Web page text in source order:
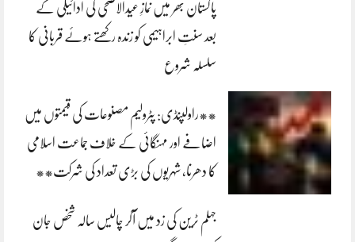
پاکستان بھر میں نمازِ عیدالاضحی کی ادائیگی کے
بعد سنتِ ابراہیمی کو زندہ رکھتے ہوئے قربانی کا
سلسلہ شروع
**راولپنڈی: پٹرولیم مصنوعات کی قیمتوں میں
اضافے اور مہنگائی کے خلاف جماعت اسلامی
کا دھرنا، شہریوں کی بڑی تعداد کی شرکت**
جہلم ٹرین کی زد میں آکر چالیس سالہ شخص جان